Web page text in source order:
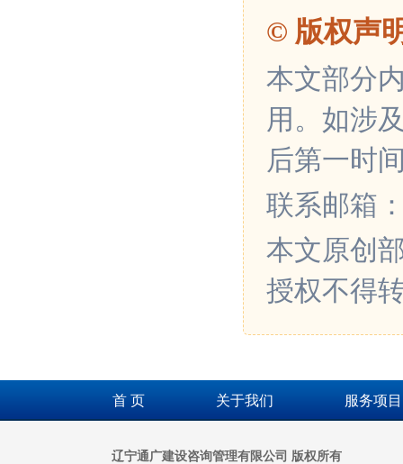
© 版权声
本文部分
用。如涉
后第一时
联系邮箱
本文原创
授权不得
首 页 关于我们 服务项目
辽宁通广建设咨询管理有限公司 版权所有